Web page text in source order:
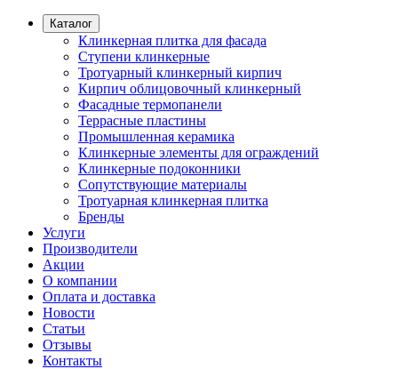
Каталог
Клинкерная плитка для фасада
Ступени клинкерные
Тротуарный клинкерный кирпич
Кирпич облицовочный клинкерный
Фасадные термопанели
Террасные пластины
Промышленная керамика
Клинкерные элементы для ограждений
Клинкерные подоконники
Сопутствующие материалы
Тротуарная клинкерная плитка
Бренды
Услуги
Производители
Акции
О компании
Оплата и доставка
Новости
Статьи
Отзывы
Контакты